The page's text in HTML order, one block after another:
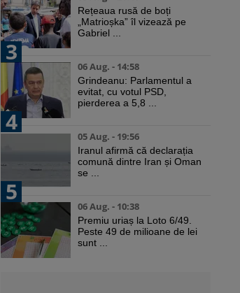
Rețeaua rusă de boți
„Matrioșka” îl vizează pe
Gabriel ...
3
06 Aug. - 14:58
Grindeanu: Parlamentul a
evitat, cu votul PSD,
pierderea a 5,8 ...
4
05 Aug. - 19:56
Iranul afirmă că declarația
comună dintre Iran și Oman
se ...
5
06 Aug. - 10:38
Premiu uriaș la Loto 6/49.
Peste 49 de milioane de lei
sunt ...